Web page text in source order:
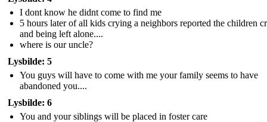
I dont know he didnt come to find me
5 hours later of all kids crying a neighbors reported the children
and being left alone....
where is our uncle?
Lysbilde: 5
You guys will have to come with me your family seems to have
abandoned you....
Lysbilde: 6
You and your siblings will be placed in foster care